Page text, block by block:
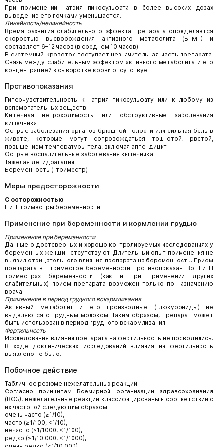
При применении натрия пикосульфата в более высоких дозах
выведение его почками уменьшается.
Линейность/нелинейность
Время развития слабительного эффекта препарата определяется
скоростью высвобождения активного метаболита (БГМП) и
составляет 6–12 часов (в среднем 10 часов).
В системный кровоток поступает незначительная часть препарата.
Связь между слабительным эффектом активного метаболита и его
концентрацией в сыворотке крови отсутствует.
Противопоказания
Гиперчувствительность к натрия пикосульфату или к любому из
вспомогательных веществ
Кишечная непроходимость или обструктивные заболевания
кишечника
Острые заболевания органов брюшной полости или сильная боль в
животе, которые могут сопровождаться тошнотой, рвотой,
повышением температуры тела, включая аппендицит
Острые воспалительные заболевания кишечника
Тяжелая дегидратация
Беременность (I триместр)
Меры предосторожности
С осторожностью
II и III триместры беременности
Применение при беременности и кормлении грудью
Применение при беременности
Данные о достоверных и хорошо контролируемых исследованиях у
беременных женщин отсутствуют. Длительный опыт применения не
выявил отрицательного влияния препарата на беременность. Прием
препарата в I триместре беременности противопоказан. Во II и III
триместрах беременности (как и при применении других
слабительных) прием препарата возможен только по назначению
врача.
Применение в период грудного вскармливания
Активный метаболит и его производные (глюкурониды) не
выделяются с грудным молоком. Таким образом, препарат может
быть использован в период грудного вскармливания.
Фертильность
Исследования влияния препарата на фертильность не проводились.
В ходе доклинических исследований влияния на фертильность
выявлено не было.
Побочное действие
Табличное резюме нежелательных реакций
Согласно принципам Всемирной организации здравоохранения
(ВОЗ), нежелательные реакции классифицированы в соответствии с
их частотой следующим образом:
очень часто (≥1/10),
часто (≥1/100, <1/10),
нечасто (≥1/1000, <1/100),
редко (≥1/10 000, <1/1000),